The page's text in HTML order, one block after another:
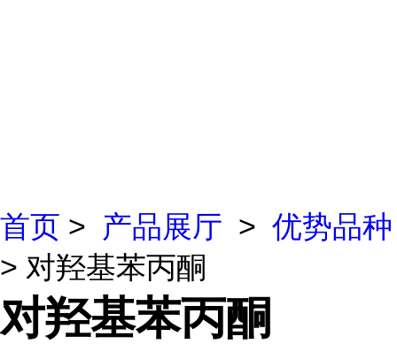
首页 > 产品展厅 > 优势品种
> 对羟基苯丙酮
对羟基苯丙酮